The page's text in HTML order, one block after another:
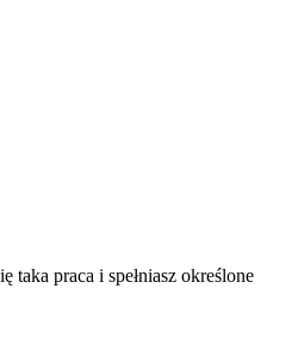
praca i spełniasz określone